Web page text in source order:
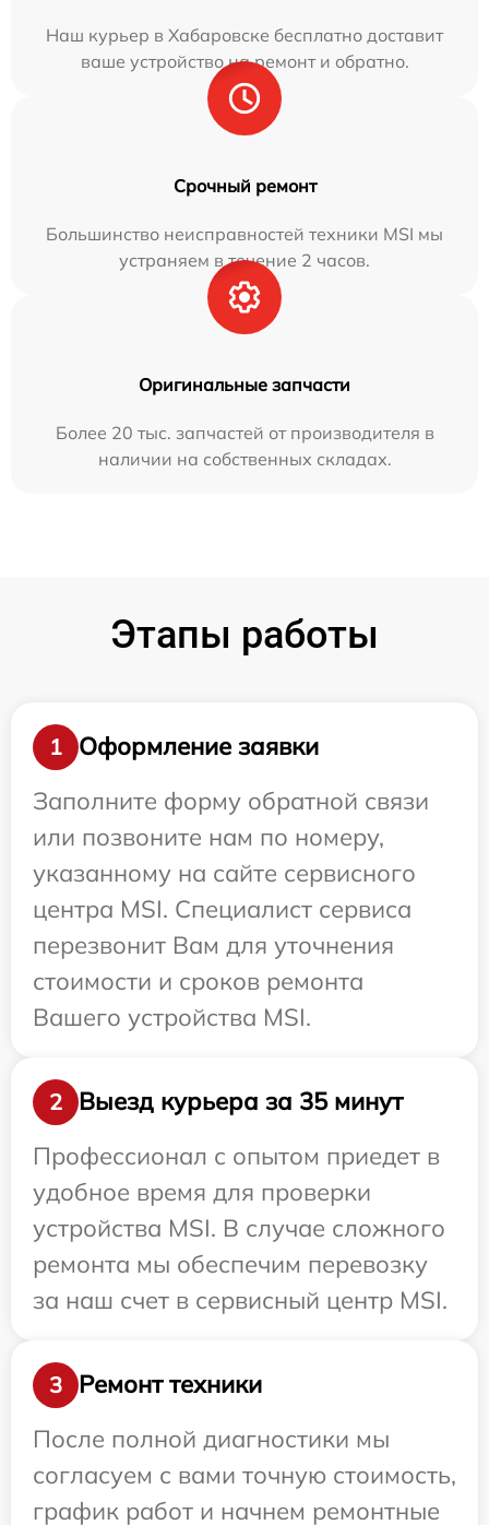
Наш курьер в Хабаровске бесплатно доставит
ваше устройство на ремонт и обратно.
Срочный ремонт
Большинство неисправностей техники MSI мы
устраняем в течение 2 часов.
Оригинальные запчасти
Более 20 тыс. запчастей от производителя в
наличии на собственных складах.
Этапы работы
1
Оформление заявки
Заполните форму обратной связи
или позвоните нам по номеру,
указанному на сайте сервисного
центра MSI. Специалист сервиса
перезвонит Вам для уточнения
стоимости и сроков ремонта
Вашего устройства MSI.
2
Выезд курьера за 35 минут
Профессионал с опытом приедет в
удобное время для проверки
устройства MSI. В случае сложного
ремонта мы обеспечим перевозку
за наш счет в сервисный центр MSI.
3
Ремонт техники
После полной диагностики мы
согласуем с вами точную стоимость,
график работ и начнем ремонтные